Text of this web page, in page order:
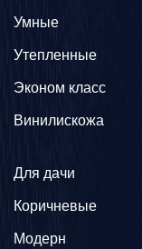
Умные
Утепленные
Эконом класс
Винилискожа
Для дачи
Коричневые
Модерн